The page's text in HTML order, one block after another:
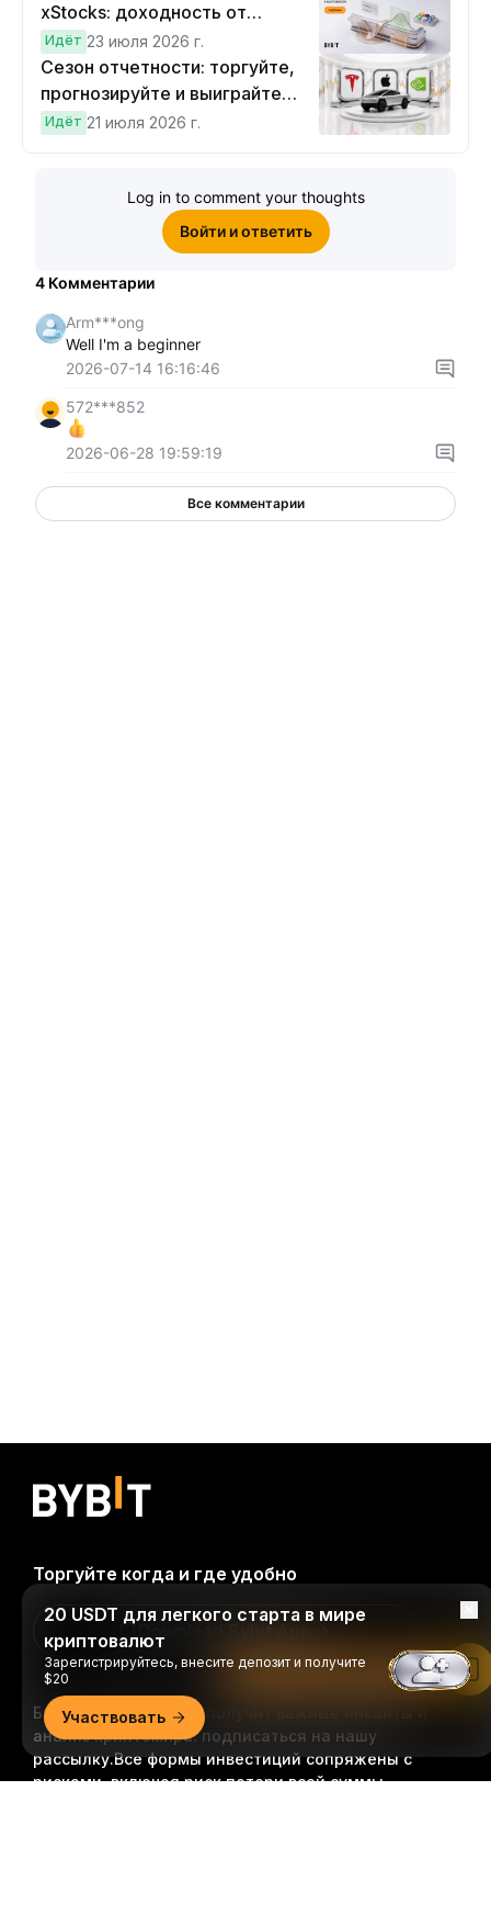
xStocks: доходность от
прогнозов
Идёт 23 июля 2026 г.
Сезон отчетности: торгуйте,
прогнозируйте и выиграйте
Cybertruck!
Идёт 21 июля 2026 г.
Log in to comment your thoughts
Войти и ответить
4 Комментарии
Arm***ong
Well I'm a beginner
2026-07-14 16:16:46
572***852
2026-06-28 19:59:19
Все комментарии
Будьте первыми, кто получит важные инсайты и
анализ криптомира: подписаться на нашу
рассылку.Все формы инвестиций сопряжены с
рисками, включая риск потери всей суммы
Торгуйте когда и где удобно
Download Bybit App
20 USDT для легкого старта в мире
криптовалют
Зарегистрируйтесь, внесите депозит и получите
$20
Участвовать
Читать в приложении Bybit